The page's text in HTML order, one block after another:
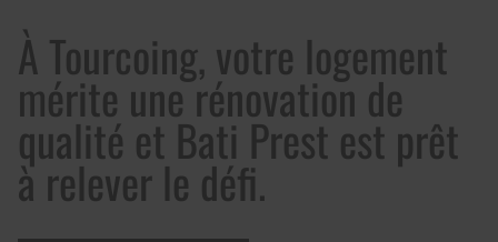
À Tourcoing, votre logement
mérite une rénovation de
qualité et Bati Prest est prêt
à relever le défi.